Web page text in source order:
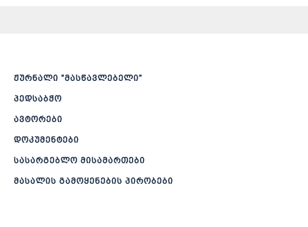
ჟურნალი ”მასწავლებელი”
პედსაბჭო
ავტორები
დოკუმენტები
სასარგებლო მისამართები
მასალის გამოყენების პირობები